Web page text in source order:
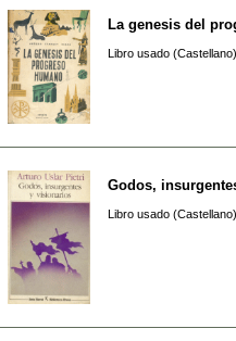
La genesis del
Libro usado (Castellano)
Godos,
Libro usado (Castellano)